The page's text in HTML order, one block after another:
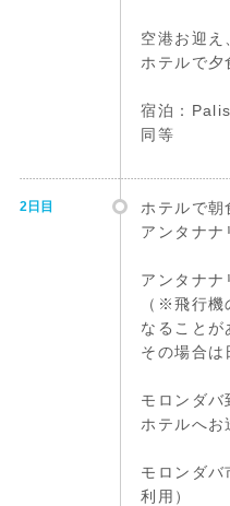
空港お迎え
ホテルで夕
宿泊：
同等
2日目
ホテルで朝
アンタナナ
アンタナナ
（※飛行機
なることが
その場合は
モロンダバ
ホテルへお
モロンダ
利用）